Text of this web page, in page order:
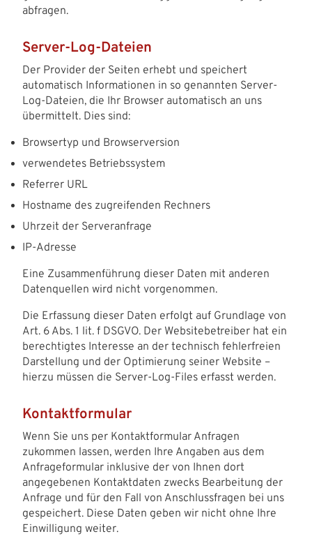
abfragen.
Server-Log-Dateien
Der Provider der Seiten erhebt und speichert
automatisch Informationen in so genannten Server-
Log-Dateien, die Ihr Browser automatisch an uns
übermittelt. Dies sind:
Browsertyp und Browserversion
verwendetes Betriebssystem
Referrer URL
Hostname des zugreifenden Rechners
Uhrzeit der Serveranfrage
IP-Adresse
Eine Zusammenführung dieser Daten mit anderen
Datenquellen wird nicht vorgenommen.
Die Erfassung dieser Daten erfolgt auf Grundlage von
Art. 6 Abs. 1 lit. f DSGVO. Der Websitebetreiber hat ein
berechtigtes Interesse an der technisch fehlerfreien
Darstellung und der Optimierung seiner Website –
hierzu müssen die Server-Log-Files erfasst werden.
Kontaktformular
Wenn Sie uns per Kontaktformular Anfragen
zukommen lassen, werden Ihre Angaben aus dem
Anfrageformular inklusive der von Ihnen dort
angegebenen Kontaktdaten zwecks Bearbeitung der
Anfrage und für den Fall von Anschlussfragen bei uns
gespeichert. Diese Daten geben wir nicht ohne Ihre
Einwilligung weiter.